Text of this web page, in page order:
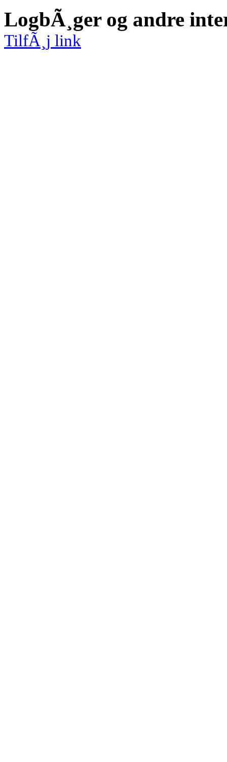
LogbÃ¸ger og andre
TilfÃ¸j link